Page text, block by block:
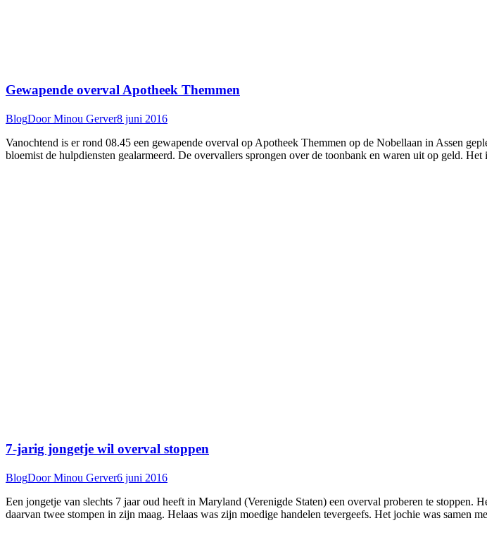
Gewapende overval Apotheek Themmen
BlogDoorMinou Gerver8 juni 2016
Vanochtend is er rond 08.45 een gewapende overval op Apotheek Themmen op de Nobellaan in Assen
bloemist de hulpdiensten gealarmeerd. De overvallers sprongen over de toonbank en waren uit op geld.
7-jarig jongetje wil overval stoppen
BlogDoorMinou Gerver6 juni 2016
Een jongetje van slechts 7 jaar oud heeft in Maryland (Verenigde Staten) een overval proberen te stoppen.
daarvan twee stompen in zijn maag. Helaas was zijn moedige handelen tevergeefs. Het jochie was samen